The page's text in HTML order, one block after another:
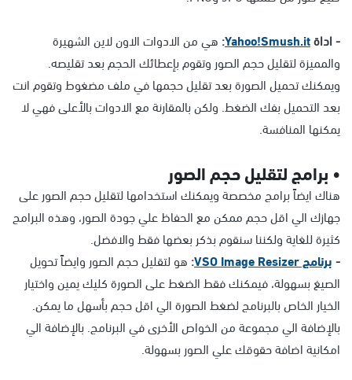
- اداةYahoo!Smush.it
: هي من الادوات الاون لاين الشهيرة
والمميزة لتقليل حجم الصور وتقوم بإعطائك الحجم بعد تقليصه.
ويمكنك تحميل الصورة بعد تقليل حجمها في ملف مضغوط وتقوم انت
بعد التحميل بفك الضغط. ولكن بالمقارنة مع الادوات بالأعلى فهي لا
يمكنها المنافسة.
• برامج لتقليل حجم الصور
هناك ايضاً برامج مخصصة ويمكنك استخدامها لتقليل حجم الصور على
جهازك الي اقل حجم ممكن مع الحفاظ علي جودة الصور، وهذه البرامج
كثيرة للغاية ولكننا سنقوم بذكر بعضها فقط والافضل.
-برنامج VSO Image Resizer : هو لتقليل حجم الصور وايضاً تحويل
الصيغ بسهولة، فيمكنك فقط الضغط على الصورة كليك يمين واختيار
الخيار الخاص بالبرنامج لضغط الصورة الي اقل حجم بأسهل ما يمكن.
بالإضافة الي مجموعة من الخواص الأخرى في البرنامج. بالإضافة الي
امكانية اضافة حقوقك علي الصور بسهولة.